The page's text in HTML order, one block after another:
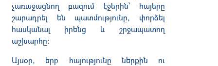
չառաջացնող բազում էջերին՝ հայերը
շարադրել են պատմությունը, փորձել
հասկանալ իրենց և շրջապատող
աշխարհը։
Այսօր, երբ հայությունը ներքին ու